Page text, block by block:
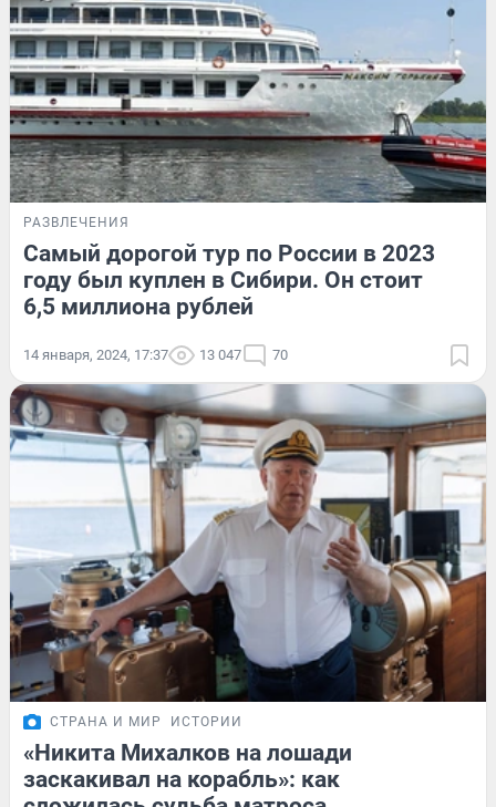
РАЗВЛЕЧЕНИЯ
Самый дорогой тур по России в 2023
году был куплен в Сибири. Он стоит
6,5 миллиона рублей
14 января, 2024, 17:37 13 047 70
СТРАНА И МИР ИСТОРИИ
«Никита Михалков на лошади
заскакивал на корабль»: как